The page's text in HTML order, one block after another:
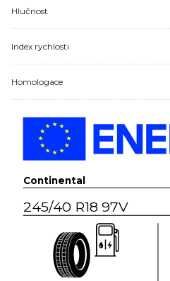
Hlučnost
Index rychlosti
Homologace
Continental
245/40 R18 97V